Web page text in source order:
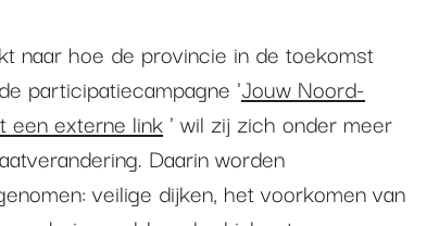
naar hoe de provincie in de toekomst
participatiecampagne 'Jouw Noord-
een externe link ' wil zij zich onder meer
Daarin worden
veilige dijken, het voorkomen van